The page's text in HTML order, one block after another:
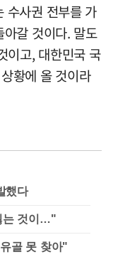
수사권 전부를 가
갈 것이다. 말도
이고, 대한민국 국
황에 올 것이라
했다
는 것이…"
골 못 찾아"